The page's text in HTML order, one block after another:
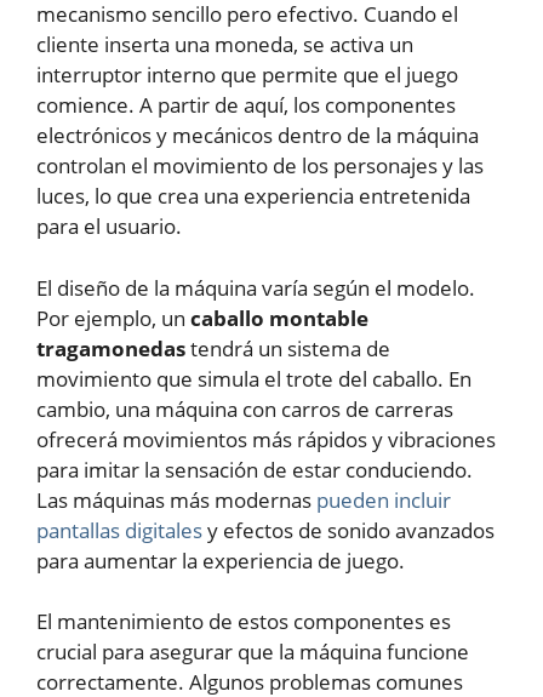
mecanismo sencillo pero efectivo. Cuando el
cliente inserta una moneda, se activa un
interruptor interno que permite que el juego
comience. A partir de aquí, los componentes
electrónicos y mecánicos dentro de la máquina
controlan el movimiento de los personajes y las
luces, lo que crea una experiencia entretenida
para el usuario.
El diseño de la máquina varía según el modelo.
Por ejemplo, un caballo montable
tragamonedastendrá un sistema de
movimiento que simula el trote del caballo. En
cambio, una máquina con carros de carreras
ofrecerá movimientos más rápidos y vibraciones
para imitar la sensación de estar conduciendo.
Las máquinas más modernas pueden incluir
pantallas digitalesy efectos de sonido avanzados
para aumentar la experiencia de juego.
El mantenimiento de estos componentes es
crucial para asegurar que la máquina funcione
correctamente. Algunos problemas comunes